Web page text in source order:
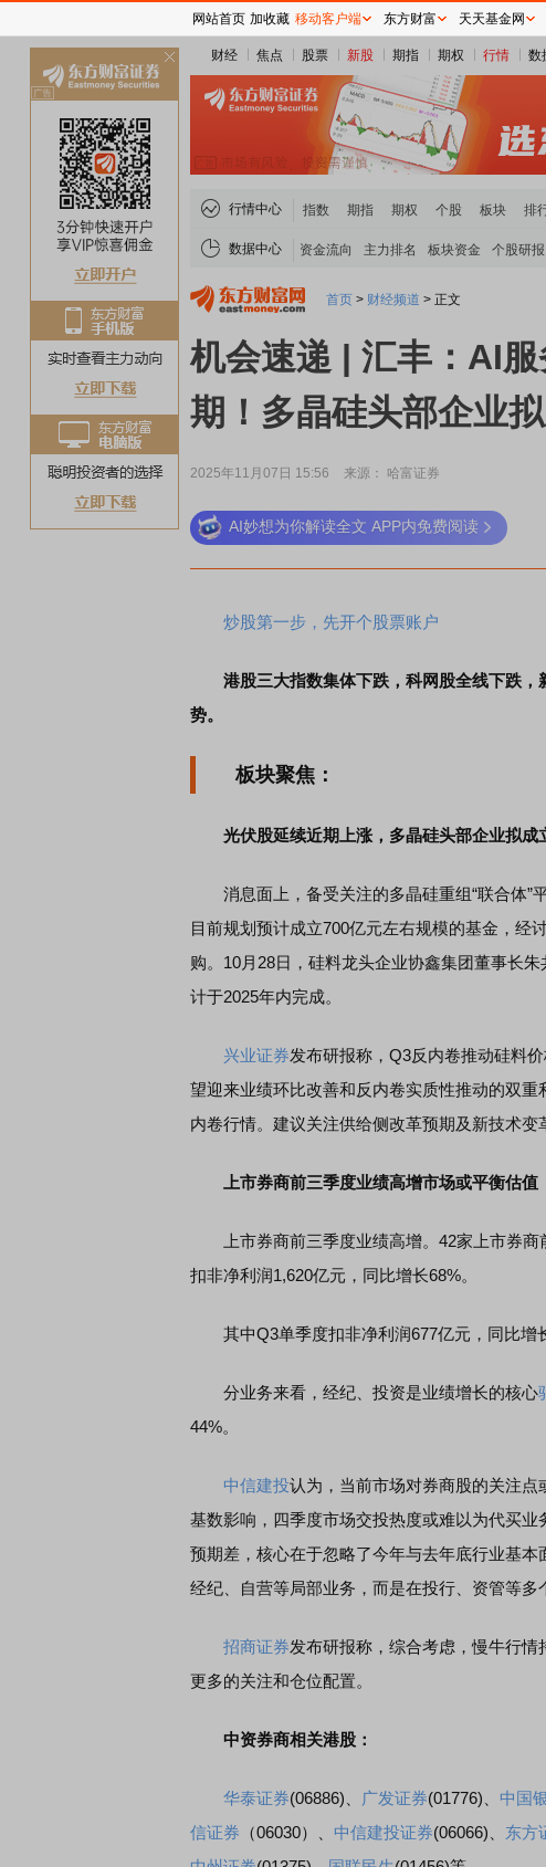
财经 焦点 股票 新股 期指 期权 行情 数
行情中心 指数 期指 期权 个股 板块 排
数据中心 资金流向 主力排名 板块资金 个股研报
首页 > 财经频道 > 正文
机会速递 | 汇丰：AI
期！多晶硅头部企业
2025年11月07日 15:56 来源： 哈富证券
AI妙想为你解读全文 APP内免费阅读
炒股第一步，先开个股票账户
港股三大指数集体下跌，科网股全线下跌，
势。
板块聚焦：
光伏股延续近期上涨，多晶硅头部企业拟
消息面上，备受关注的多晶硅重组“联合体”
目前规划预计成立700亿元左右规模的基金，经
购。10月28日，硅料龙头企业协鑫集团董事长
计于2025年内完成。
兴业证券发布研报称，Q3反内卷推动硅料
望迎来业绩环比改善和反内卷实质性推动的双
内卷行情。建议关注供给侧改革预期及新技术变
上市券商前三季度业绩高增市场或平衡估值
上市券商前三季度业绩高增。42家上市券商
扣非净利润1,620亿元，同比增长68%。
其中Q3单季度扣非净利润677亿元，同比增长
分业务来看，经纪、投资是业绩增长的核心
44%。
中信建投认为，当前市场对券商股的关注
基数影响，四季度市场交投热度或难以为代买
预期差，核心在于忽略了今年与去年底行业基
经纪、自营等局部业务，而是在投行、资管等多
招商证券发布研报称，综合考虑，慢牛行情
更多的关注和仓位配置。
中资券商相关港股：
华泰证券(06886)、 广发证券(01776)、 中国
信证券 （06030）、 中信建投证券(06066)、 东方
稀土板块领涨 元件板块走强
网站首页 加收藏 移动客户端 东方财富 天天基金网
关